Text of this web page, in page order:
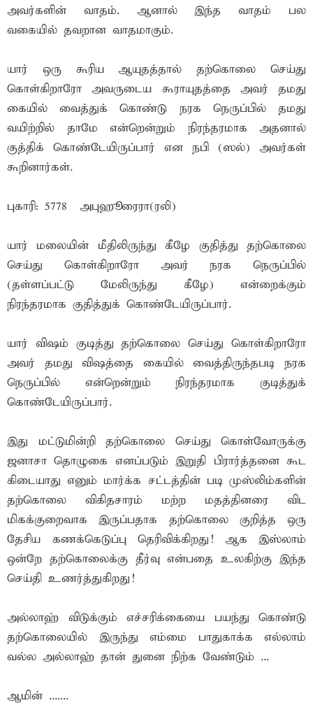
அவர்களின் வாதம். ஆனால் இந்த வாதம் பல
வகையில் தவறான வாதமாகும்.
யார் ஒரு கூரிய ஆயுதத்தால் தற்கொலை செய்து
கொள்கிறாரோ அவருடைய கூராயுதத்தை அவர் தமது
கையில் வைத்துக் கொண்டு நரக நெருப்பில் தமது
வயிற்றில் தாமே என்றென்றும் நிரந்தரமாக அதனால்
குத்திக் கொண்டேயிருப்பார் என நபி (ஸல்) அவர்கள்
கூறினார்கள்.
புகாரி: 5778 – அபுஹூரைரா(ரலி)
யார் மலையின் மீதிலிருந்து கீழே குதித்து தற்கொலை
செய்து கொள்கிறாரோ அவர் நரக நெருப்பில்
(தள்ளப்பட்டு மேலிருந்து கீழே) என்றைக்கும்
நிரந்தரமாக குதித்துக் கொண்டேயிருப்பார்.
யார் விஷம் குடித்து தற்கொலை செய்து கொள்கிறாரோ
அவர் தமது விஷத்தை கையில் வைத்திருந்தபடி நரக
நெருப்பில் என்றென்றும் நிரந்தரமாக குடித்துக்
கொண்டேயிருப்பார்.
இது மட்டுமின்றி தற்கொலை செய்து கொள்வோருக்கு
ஜனாசா தொழுகை எனப்படும் இறுதி பிரார்த்தனை கூட
கிடையாது எனும் மார்க்க சட்டத்தின் படி முஸ்லிம்களின்
தற்கொலை விகிதசாரம் மற்ற மதத்தினரை விட
மிகக்குறைவாக இருப்பதாக தற்கொலை குறித்த ஒரு
தேசிய கணக்கெடுப்பு தெரிவிக்கிறது! ஆக இஸ்லாம்
ஒன்றே தற்கொலைக்கு தீர்வு என்பதை உலகிற்கு இந்த
செய்தி உணர்த்துகிறது!
அல்லாஹ் விடுக்கும் எச்சரிக்கையை பயந்து கொண்டு
தற்கொலையில் இருந்து எம்மை பாதுகாக்க எல்லாம்
வல்ல அல்லாஹ் தான் துனை நிற்க வேண்டும் ...
ஆமின் .......